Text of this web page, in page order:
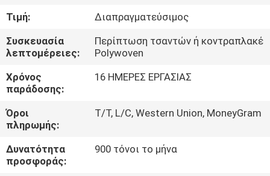
ΕΛΆΤΕ
ΣΕ
ΕΠΑΦΉ
ΜΕ
ΖΗΤΉΣΤΕ
ΈΝΑ
ΑΠΌΣΠΑΣΜΑ
Τιμή:
Διαπραγματεύσιμος
Συσκευασία
λεπτομέρειες:
Περίπτωση τσαντών ή κοντραπλακέ
Polywoven
Χρόνος
παράδοσης:
16 ΗΜΕΡΕΣ ΕΡΓΑΣΙΑΣ
Όροι
πληρωμής:
T/T, L/C, Western Union, MoneyGram
Δυνατότητα
προσφοράς:
900 τόνοι το μήνα